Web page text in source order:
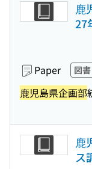
鹿
27
Paper 図書
鹿児島県企画部
鹿
ス